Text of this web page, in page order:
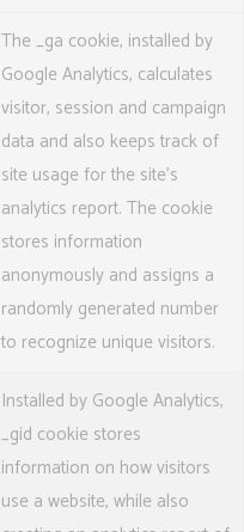
The _ga cookie, installed by
Google Analytics, calculates
visitor, session and campaign
data and also keeps track of
site usage for the site's
analytics report. The cookie
stores information
anonymously and assigns a
randomly generated number
to recognize unique visitors.
Installed by Google Analytics,
_gid cookie stores
information on how visitors
use a website, while also